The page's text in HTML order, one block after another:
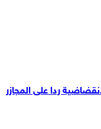
ردا على المجازر